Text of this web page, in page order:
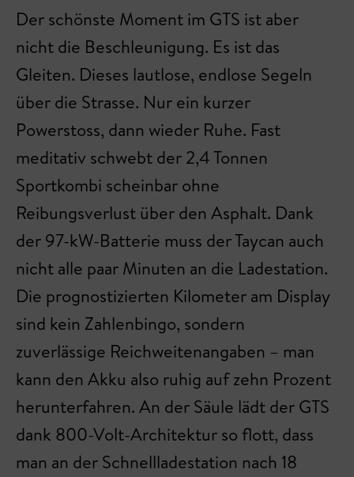
Der schönste Moment im GTS ist aber
nicht die Beschleunigung. Es ist das
Gleiten. Dieses lautlose, endlose Segeln
über die Strasse. Nur ein kurzer
Powerstoss, dann wieder Ruhe. Fast
meditativ schwebt der 2,4 Tonnen
Sportkombi scheinbar ohne
Reibungsverlust über den Asphalt. Dank
der 97-kW-Batterie muss der Taycan auch
nicht alle paar Minuten an die Ladestation.
Die prognostizierten Kilometer am Display
sind kein Zahlenbingo, sondern
zuverlässige Reichweitenangaben – man
kann den Akku also ruhig auf zehn Prozent
herunterfahren. An der Säule lädt der GTS
dank 800-Volt-Architektur so flott, dass
man an der Schnellladestation nach 18